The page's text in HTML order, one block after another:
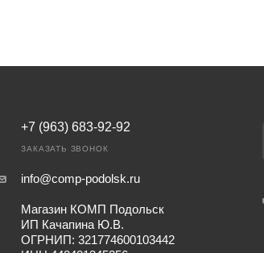
+7 (963) 683-92-92
ЗАКАЗАТЬ ЗВОНОК
info@comp-podolsk.ru
Магазин КОМП Подольск
ИП Качапина Ю.В.
ОГРНИП: 321774600103442